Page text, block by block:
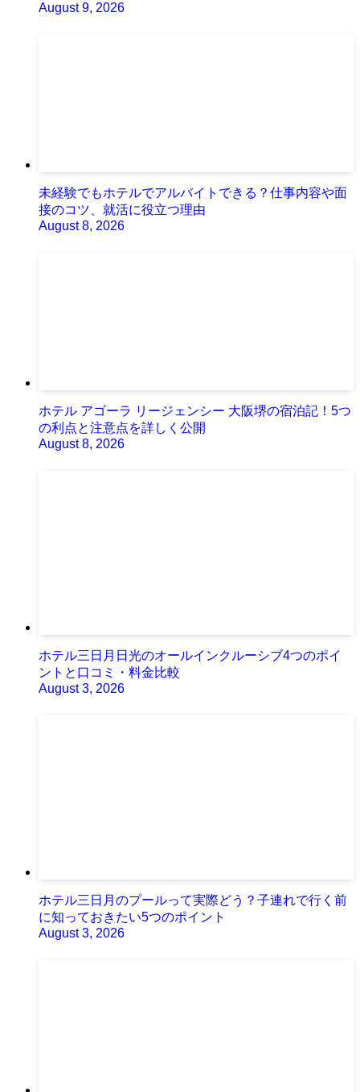
August 9, 2026
未経験でもホテルでアルバイトできる？仕事内容や面
接のコツ、就活に役立つ理由
August 8, 2026
ホテル アゴーラ リージェンシー 大阪堺の宿泊記！5つ
の利点と注意点を詳しく公開
August 8, 2026
ホテル三日月日光のオールインクルーシブ4つのポイ
ントと口コミ・料金比較
August 3, 2026
ホテル三日月のプールって実際どう？子連れで行く前
に知っておきたい5つのポイント
August 3, 2026